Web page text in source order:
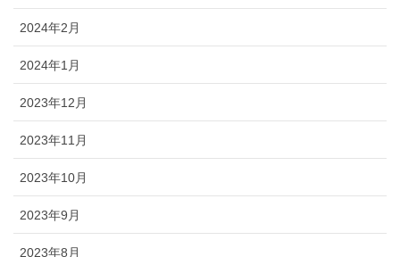
2024年2月
2024年1月
2023年12月
2023年11月
2023年10月
2023年9月
2023年8月